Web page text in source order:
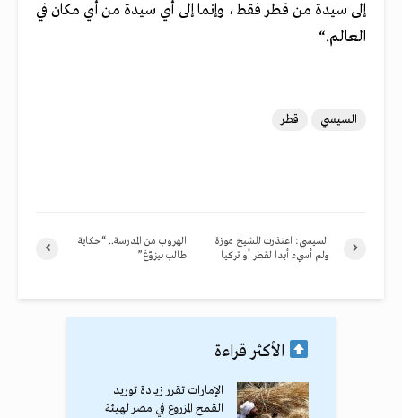
إلى سيدة من قطر فقط، وإنما إلى أي سيدة من أي مكان في
العالم“.
السيسي قطر
الهروب من المدرسة.. “حكاية
طالب بيزوّغ”
السيسي: اعتذرت للشيخ موزة
ولم أسيء أبدا لقطر أو تركيا
الأكثر قراءة
الإمارات تقرر زيادة توريد
القمح المزروع في مصر لهيئة